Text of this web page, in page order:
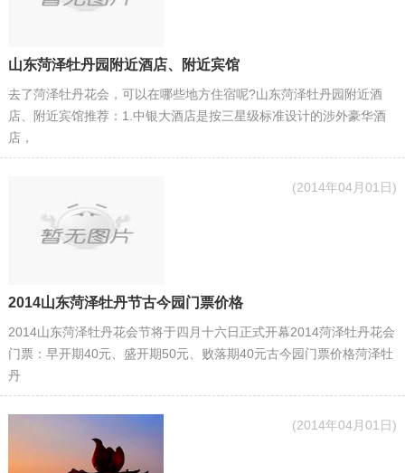
山东菏泽牡丹园附近酒店、附近宾馆
去了菏泽牡丹花会，可以在哪些地方住宿呢?山东菏泽牡丹园附近酒
店、附近宾馆推荐：1.中银大酒店是按三星级标准设计的涉外豪华酒
店，
(2014年04月01日)
2014山东菏泽牡丹节古今园门票价格
2014山东菏泽牡丹花会节将于四月十六日正式开幕2014菏泽牡丹花会
门票：早开期40元、盛开期50元、败落期40元古今园门票价格菏泽牡
丹
(2014年04月01日)